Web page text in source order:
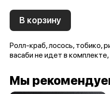
В корзину
Ролл-краб, лосось, тобико,
васаби не идет в
Мы